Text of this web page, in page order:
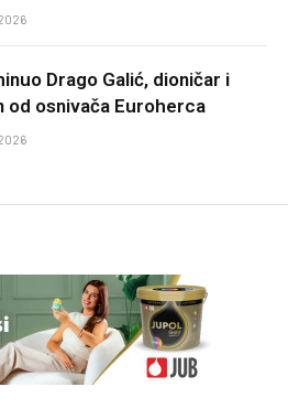
Drago Galić, dioničar i
od osnivača Euroherca